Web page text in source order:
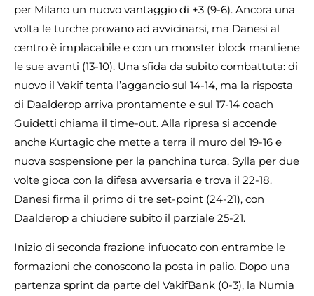
per Milano un nuovo vantaggio di +3 (9-6). Ancora una
volta le turche provano ad avvicinarsi, ma Danesi al
centro è implacabile e con un monster block mantiene
le sue avanti (13-10). Una sfida da subito combattuta: di
nuovo il Vakif tenta l’aggancio sul 14-14, ma la risposta
di Daalderop arriva prontamente e sul 17-14 coach
Guidetti chiama il time-out. Alla ripresa si accende
anche Kurtagic che mette a terra il muro del 19-16 e
nuova sospensione per la panchina turca. Sylla per due
volte gioca con la difesa avversaria e trova il 22-18.
Danesi firma il primo di tre set-point (24-21), con
Daalderop a chiudere subito il parziale 25-21.
Inizio di seconda frazione infuocato con entrambe le
formazioni che conoscono la posta in palio. Dopo una
partenza sprint da parte del VakifBank (0-3), la Numia